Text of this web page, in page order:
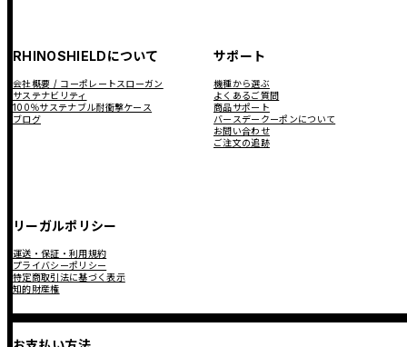
RHINOSHIELDについて
会社概要 / コーポレートスローガン
サステナビリティ
100％サステナブル耐衝撃ケース
ブログ
サポート
機種から選ぶ
よくあるご質問
商品サポート
バースデークーポンについて
お問い合わせ
ご注文の追跡
リーガルポリシー
運送・保証・利用規約
プライバシーポリシー
特定商取引法に基づく表示
知的財産権